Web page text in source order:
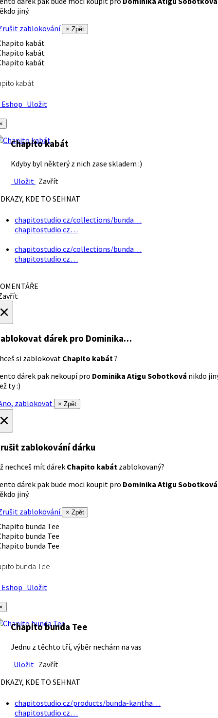
jiný.
zablokování
× Zpět
kabát
Uložit
Chapito kabát
Kdyby byl některý z nich zase skladem :)
Uložit Zavřít
KDE TO SEHNAT
chapitostudio.cz/collections/bunda…
chapitostudio.cz…
chapitostudio.cz/collections/bunda…
chapitostudio.cz…
dárek pro Dominika…
si zablokovat Chapito kabát ?
dárek pak nekoupí pro Dominika Atigu Sobotková nikdo
ty :)
zablokovat
× Zpět
zablokování dárku
nechceš mít dárek Chapito kabát zablokovaný?
dárek pak bude moci koupit pro Dominika Atigu Sobotková
jiný.
zablokování
× Zpět
bunda Tee
Uložit
Chapito bunda Tee
Jednu z těchto tří, výběr nechám na vas
Uložit Zavřít
KDE TO SEHNAT
chapitostudio.cz/products/bunda-kantha…
chapitostudio.cz…